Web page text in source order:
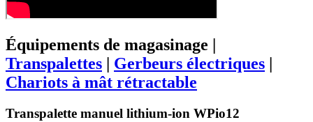
Équipements de magasinage |
Transpalettes
Gerbeurs électriques
Chariots à mât rétractable
Transpalette manuel lithium-ion WPio12